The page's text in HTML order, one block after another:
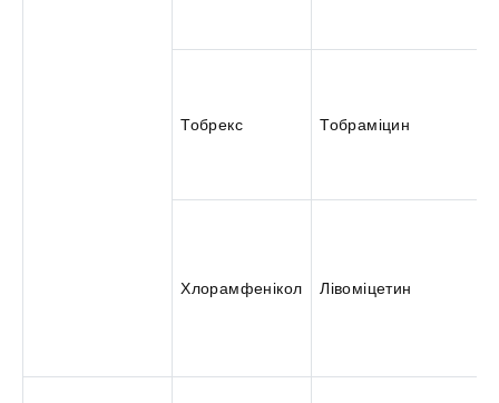
Тобрекс Тобраміцин
Хлорамфенікол Лівоміцетин